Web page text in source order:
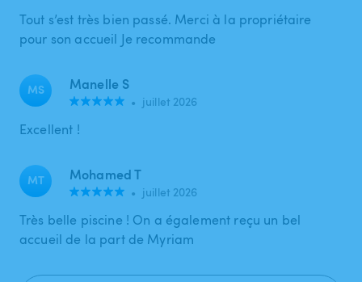
Tout s’est très bien passé. Merci à la propriétaire
pour son accueil Je recommande
MS Manelle S
• juillet 2026
Excellent !
MT Mohamed T
• juillet 2026
Très belle piscine ! On a également reçu un bel
accueil de la part de Myriam